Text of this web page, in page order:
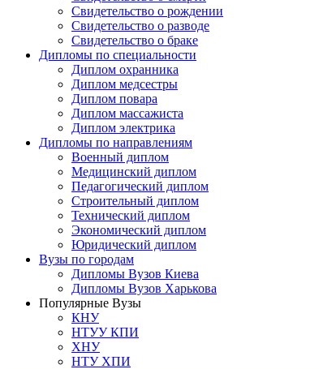
Свидетельство о рождении
Свидетельство о разводе
Свидетельство о браке
Дипломы по специальности
Диплом охранника
Диплом медсестры
Диплом повара
Диплом массажиста
Диплом электрика
Дипломы по направлениям
Военный диплом
Медицинский диплом
Педагогический диплом
Строительный диплом
Технический диплом
Экономический диплом
Юридический диплом
Вузы по городам
Дипломы Вузов Киева
Дипломы Вузов Харькова
Популярные Вузы
КНУ
НТУУ КПИ
ХНУ
НТУ ХПИ